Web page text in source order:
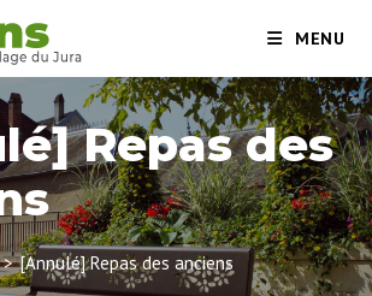
MENU
Repas des
> [Annulé] Repas des anciens